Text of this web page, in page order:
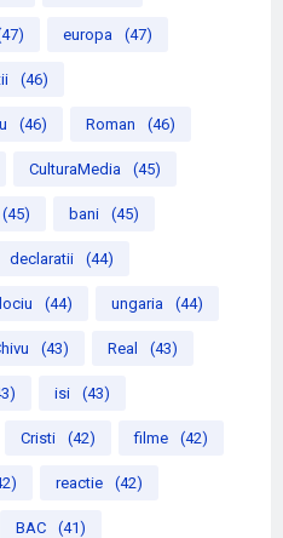
europa (47)
(46)
(46) Roman (46)
CulturaMedia (45)
(45) bani (45)
declaratii (44)
(44) ungaria (44)
(43) Real (43)
isi (43)
Cristi (42) filme (42)
reactie (42)
BAC (41)